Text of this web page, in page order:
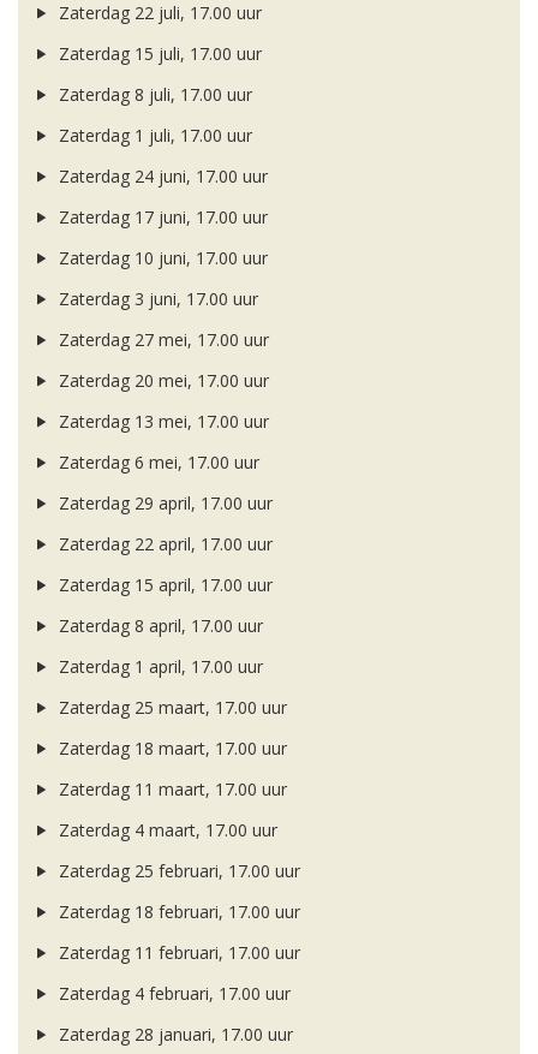
Zaterdag 22 juli, 17.00 uur
Zaterdag 15 juli, 17.00 uur
Zaterdag 8 juli, 17.00 uur
Zaterdag 1 juli, 17.00 uur
Zaterdag 24 juni, 17.00 uur
Zaterdag 17 juni, 17.00 uur
Zaterdag 10 juni, 17.00 uur
Zaterdag 3 juni, 17.00 uur
Zaterdag 27 mei, 17.00 uur
Zaterdag 20 mei, 17.00 uur
Zaterdag 13 mei, 17.00 uur
Zaterdag 6 mei, 17.00 uur
Zaterdag 29 april, 17.00 uur
Zaterdag 22 april, 17.00 uur
Zaterdag 15 april, 17.00 uur
Zaterdag 8 april, 17.00 uur
Zaterdag 1 april, 17.00 uur
Zaterdag 25 maart, 17.00 uur
Zaterdag 18 maart, 17.00 uur
Zaterdag 11 maart, 17.00 uur
Zaterdag 4 maart, 17.00 uur
Zaterdag 25 februari, 17.00 uur
Zaterdag 18 februari, 17.00 uur
Zaterdag 11 februari, 17.00 uur
Zaterdag 4 februari, 17.00 uur
Zaterdag 28 januari, 17.00 uur